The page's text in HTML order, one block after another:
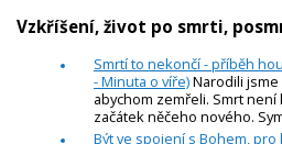
Vzkříšení, život po smrti,
Smrtí to nekončí - příběh
- Minuta o víře)Narodili jsme
abychom zemřeli. Smrt není
začátek něčeho nového.
Být ve spojení s Bohem,